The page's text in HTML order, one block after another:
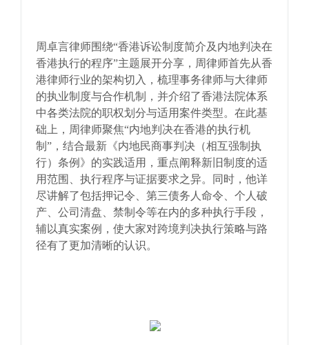
周卓言律师围绕“香港诉讼制度简介及内地判决在
香港执行的程序”主题展开分享，周律师首先从香
港律师行业的架构切入，梳理事务律师与大律师
的执业制度与合作机制，并介绍了香港法院体系
中各类法院的职权划分与适用案件类型。在此基
础上，周律师聚焦“内地判决在香港的执行机
制”，结合最新《内地民商事判决（相互强制执
行）条例》的实践适用，重点阐释新旧制度的适
用范围、执行程序与证据要求之异。同时，他详
尽讲解了包括押记令、第三债务人命令、个人破
产、公司清盘、禁制令等在内的多种执行手段，
辅以真实案例，使大家对跨境判决执行策略与路
径有了更加清晰的认识。